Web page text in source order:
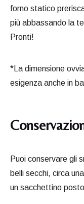
forno statico
più abbassando la
Pronti!
*La dimensione
esigenza anche in
Puoi conservare gli
belli secchi, circa
un sacchettino